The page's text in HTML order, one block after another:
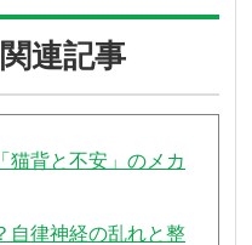
連記事
猫背と不安」のメカ
自律神経の乱れと整